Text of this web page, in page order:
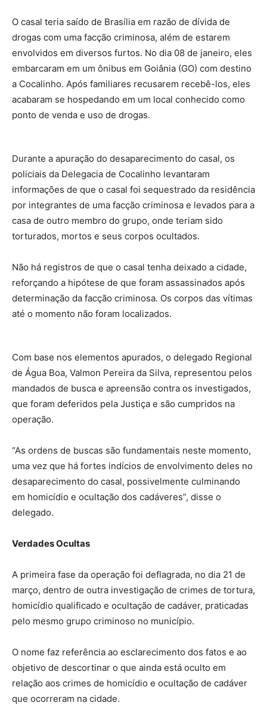
O casal teria saído de Brasília em razão de dívida de
drogas com uma facção criminosa, além de estarem
envolvidos em diversos furtos. No dia 08 de janeiro, eles
embarcaram em um ônibus em Goiânia (GO) com destino
a Cocalinho. Após familiares recusarem recebê-los, eles
acabaram se hospedando em um local conhecido como
ponto de venda e uso de drogas.
Durante a apuração do desaparecimento do casal, os
policiais da Delegacia de Cocalinho levantaram
informações de que o casal foi sequestrado da residência
por integrantes de uma facção criminosa e levados para a
casa de outro membro do grupo, onde teriam sido
torturados, mortos e seus corpos ocultados.
Não há registros de que o casal tenha deixado a cidade,
reforçando a hipótese de que foram assassinados após
determinação da facção criminosa. Os corpos das vítimas
até o momento não foram localizados.
Com base nos elementos apurados, o delegado Regional
de Água Boa, Valmon Pereira da Silva, representou pelos
mandados de busca e apreensão contra os investigados,
que foram deferidos pela Justiça e são cumpridos na
operação.
“As ordens de buscas são fundamentais neste momento,
uma vez que há fortes indícios de envolvimento deles no
desaparecimento do casal, possivelmente culminando
em homicídio e ocultação dos cadáveres”, disse o
delegado.
Verdades Ocultas
A primeira fase da operação foi deflagrada, no dia 21 de
março, dentro de outra investigação de crimes de tortura,
homicídio qualificado e ocultação de cadáver, praticadas
pelo mesmo grupo criminoso no município.
O nome faz referência ao esclarecimento dos fatos e ao
objetivo de descortinar o que ainda está oculto em
relação aos crimes de homicídio e ocultação de cadáver
que ocorreram na cidade.